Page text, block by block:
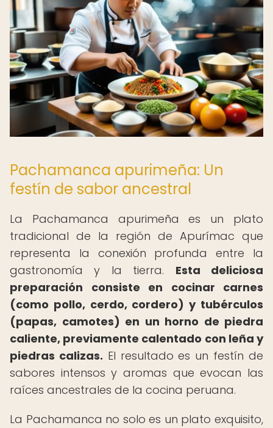
Pachamanca apurimeña: Un
festín de sabor ancestral
La Pachamanca apurimeña es un plato
tradicional de la región de Apurímac que
representa la conexión profunda entre la
gastronomía y la tierra. Esta deliciosa
preparación consiste en cocinar carnes
(como pollo, cerdo, cordero) y tubérculos
(papas, camotes) en un horno de piedra
caliente, previamente calentado con leña y
piedras calizas. El resultado es un festín de
sabores intensos y aromas que evocan las
raíces ancestrales de la cocina peruana.
La Pachamanca no solo es un plato exquisito,